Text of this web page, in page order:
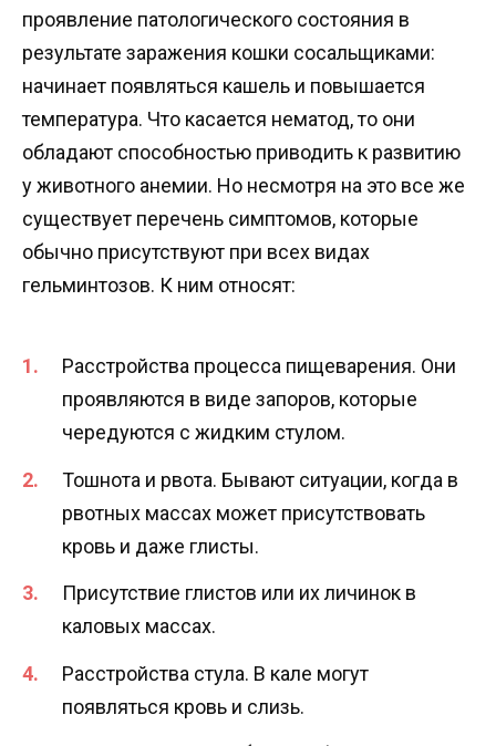
проявление патологического состояния в
результате заражения кошки сосальщиками:
начинает появляться кашель и повышается
температура. Что касается нематод, то они
обладают способностью приводить к развитию
у животного анемии. Но несмотря на это все же
существует перечень симптомов, которые
обычно присутствуют при всех видах
гельминтозов. К ним относят:
Расстройства процесса пищеварения. Они
проявляются в виде запоров, которые
чередуются с жидким стулом.
Тошнота и рвота. Бывают ситуации, когда в
рвотных массах может присутствовать
кровь и даже глисты.
Присутствие глистов или их личинок в
каловых массах.
Расстройства стула. В кале могут
появляться кровь и слизь.